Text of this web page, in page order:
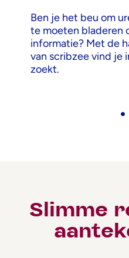
Ben je het beu om
te moeten bladeren
informatie? Met de
van scribzee vind je
zoekt.
Slimme